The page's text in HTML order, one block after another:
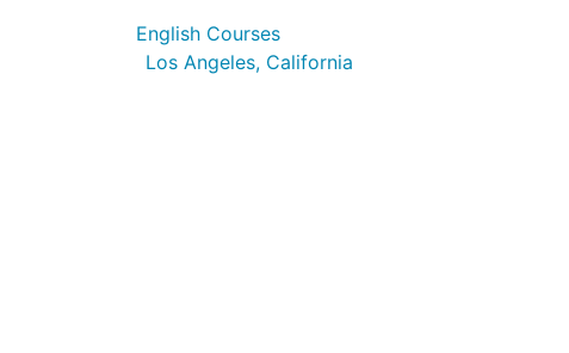
English Courses
Los Angeles, California